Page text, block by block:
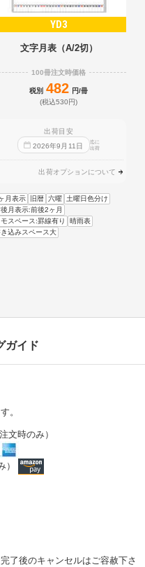
YD3
文字月表（A/2切）
100冊注文時価格
税別 482 円/冊
(税込530円)
出荷目安
2026年9 月 11 日
迄に
出荷
出荷オプションについて
月表示 旧暦 六曜 土曜日色分け
月表示:前後2ヶ月
モスペース:罫線有り
晴雨表
込みスペース大
ガイド
。
文時のみ）
）
了後のキャンセルはご容赦下さ